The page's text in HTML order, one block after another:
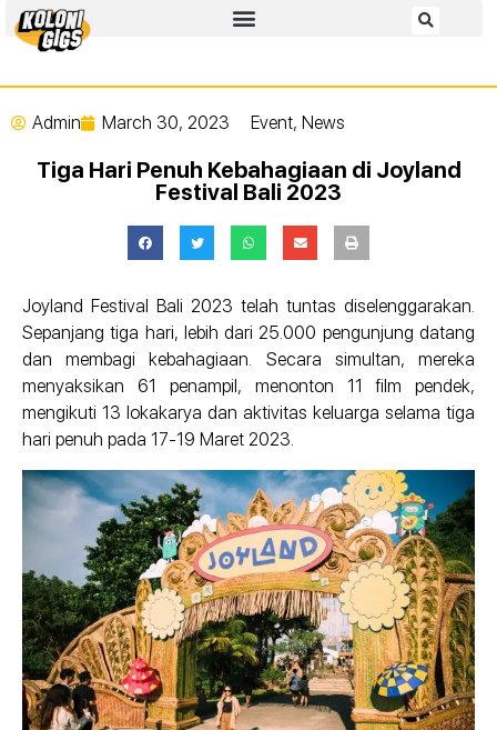
Admin March 30, 2023 Event, News
Tiga Hari Penuh Kebahagiaan di Joyland
Festival Bali 2023
Joyland Festival Bali 2023 telah tuntas diselenggarakan.
Sepanjang tiga hari, lebih dari 25.000 pengunjung datang
dan membagi kebahagiaan. Secara simultan, mereka
menyaksikan 61 penampil, menonton 11 film pendek,
mengikuti 13 lokakarya dan aktivitas keluarga selama tiga
hari penuh pada 17-19 Maret 2023.